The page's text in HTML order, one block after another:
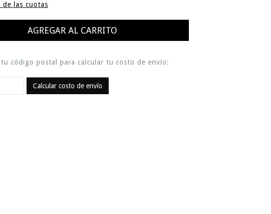
de las cuotas
código postal para calcular tu costo de envío:
Calcular costo de envío